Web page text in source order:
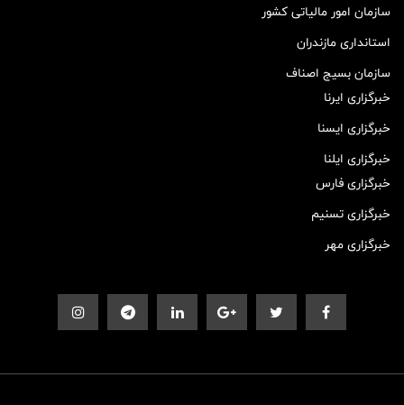
سازمان امور مالیاتی کشور
استانداری مازندران
سازمان بسیج اصناف
خبرگزاری ایرنا
خبرگزاری ایسنا
خبرگزاری ایلنا
خبرگزاری فارس
خبرگزاری تسنیم
خبرگزاری مهر